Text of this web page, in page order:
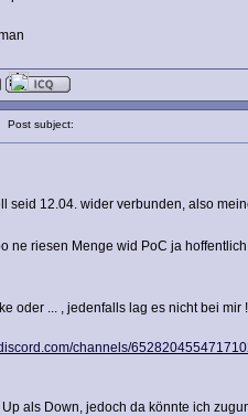
Post subject:
seid 12.04. wider verbunden, also
ne riesen Menge wid PoC ja
oder ... , jedenfalls lag es nicht bei mir !
channels/
als Down, jedoch da könnte ich